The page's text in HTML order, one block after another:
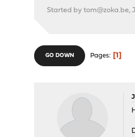
Started by tom@zoka.be,
GO DOWN Pages 1